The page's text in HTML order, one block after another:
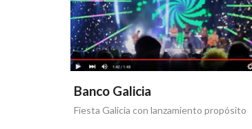
Banco Galicia
Fiesta Galicia con lanzamiento propósito